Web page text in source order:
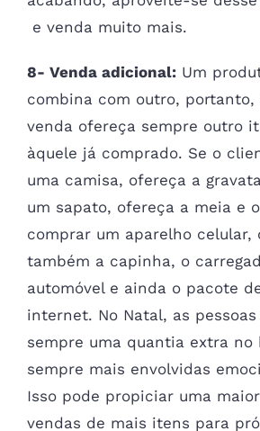
e venda muito mais.
8- Venda adicional: Um
combina com outro,
venda ofereça sempre outro
àquele já comprado. Se o
uma camisa, ofereça a
um sapato, ofereça a meia e
comprar um aparelho celular,
também a capinha, o
automóvel e ainda o pacote
internet. No Natal, as
sempre uma quantia extra no
sempre mais envolvidas
Isso pode propiciar uma
vendas de mais itens para